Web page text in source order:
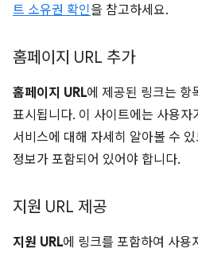
트 소유권 확인을 참고하세요.
홈페이지 URL 추가
홈페이지 URL에 제공된 링크는 항
표시됩니다. 이 사이트에는 사용자
서비스에 대해 자세히 알아볼 수
정보가 포함되어 있어야 합니다.
지원 URL 제공
지원 URL에 링크를 포함하여 사용